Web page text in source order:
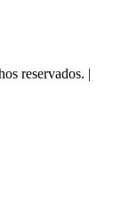
reservados. |